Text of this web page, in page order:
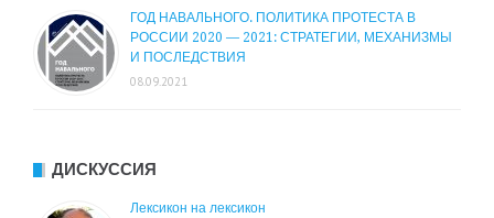
ГОД НАВАЛЬНОГО. ПОЛИТИКА ПРОТЕСТА В
РОССИИ 2020 — 2021: СТРАТЕГИИ, МЕХАНИЗМЫ
И ПОСЛЕДСТВИЯ
08.09.2021
ДИСКУССИЯ
Лексикон на лексикон